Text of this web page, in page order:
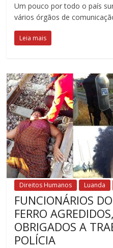
Um pouco por todo o país
vários órgãos de
Leia mais
Direitos Humanos Luanda
FUNCIONÁRIOS
FERRO
OBRIGADOS A
POLÍCIA